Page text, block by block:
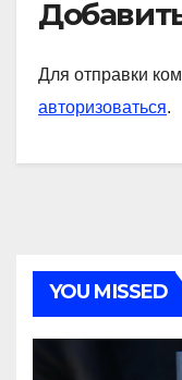
Для отправки
авторизоваться.
YOU MISSED